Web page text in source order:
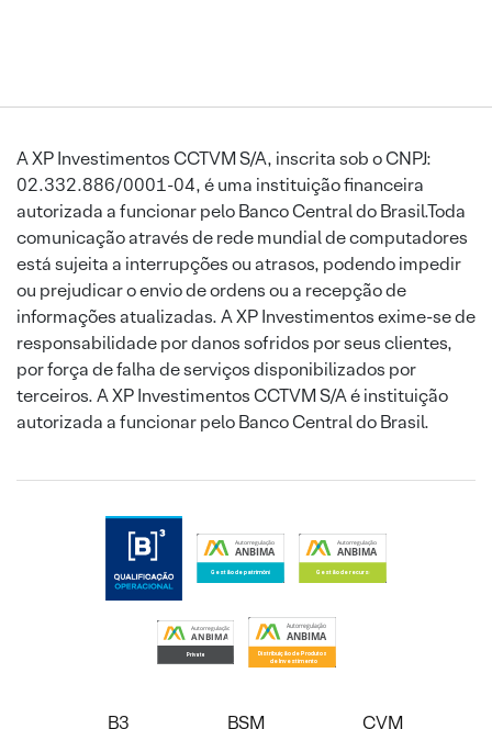
A XP Investimentos CCTVM S/A, inscrita sob o CNPJ:
02.332.886/0001-04, é uma instituição financeira
autorizada a funcionar pelo Banco Central do Brasil.Toda
comunicação através de rede mundial de computadores
está sujeita a interrupções ou atrasos, podendo impedir
ou prejudicar o envio de ordens ou a recepção de
informações atualizadas. A XP Investimentos exime-se de
responsabilidade por danos sofridos por seus clientes,
por força de falha de serviços disponibilizados por
terceiros. A XP Investimentos CCTVM S/A é instituição
autorizada a funcionar pelo Banco Central do Brasil.
B3 BSM CVM